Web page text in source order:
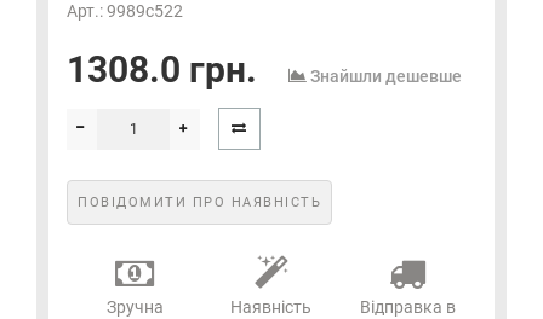
Арт.: 9989c522
1308.0 грн. Знайшли дешевше
ПОВІДОМИТИ ПРО НАЯВНІСТЬ
Зручна
Наявність
Відправка в